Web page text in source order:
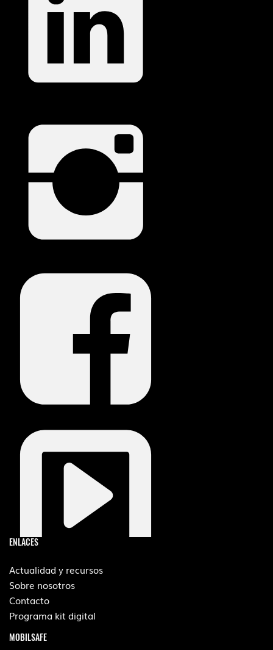
ENLACES
Actualidad y recursos
Sobre nosotros
Contacto
Programa kit digital
MOBILSAFE